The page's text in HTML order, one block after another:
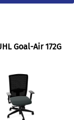
Goal-Air 172G